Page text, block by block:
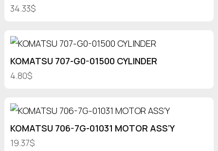
34.33$
KOMATSU 707-G0-01500 CYLINDER
4.80$
KOMATSU 706-7G-01031 MOTOR ASS’Y
19.37$